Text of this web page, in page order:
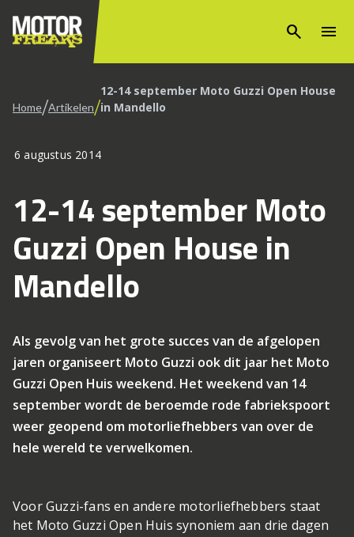
search menu
Home/Artikelen/12-14 september Moto Guzzi Open House
in Mandello
6 augustus 2014
12-14 september Moto
Guzzi Open House in
Mandello
Als gevolg van het grote succes van de afgelopen
jaren organiseert Moto Guzzi ook dit jaar het Moto
Guzzi Open Huis weekend. Het weekend van 14
september wordt de beroemde rode fabriekspoort
weer geopend om motorliefhebbers van over de
hele wereld te verwelkomen.
Voor Guzzi-fans en andere motorliefhebbers staat
het Moto Guzzi Open Huis synoniem aan drie dagen